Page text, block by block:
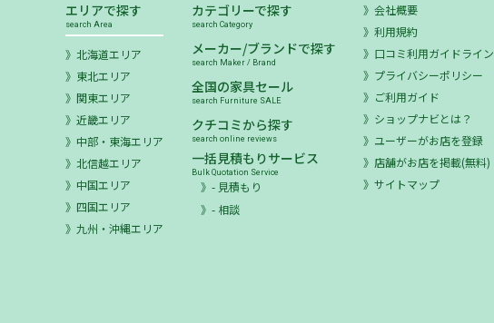
エリアで探す
search Area
北海道エリア
東北エリア
関東エリア
近畿エリア
中部・東海エリア
北信越エリア
中国エリア
四国エリア
九州・沖縄エリア
カテゴリーで探す
search Category
メーカー/ブランドで探す
search Maker / Brand
全国の家具セール
search Furniture SALE
クチコミから探す
search online reviews
一括見積もりサービス
Bulk Quotation Service
- 見積もり
- 相談
会社概要
利用規約
口コミ利用ガイドライン
プライバシーポリシー
ご利用ガイド
ショップナビとは？
ユーザーがお店を登録
店舗がお店を掲載(無料)
サイトマップ